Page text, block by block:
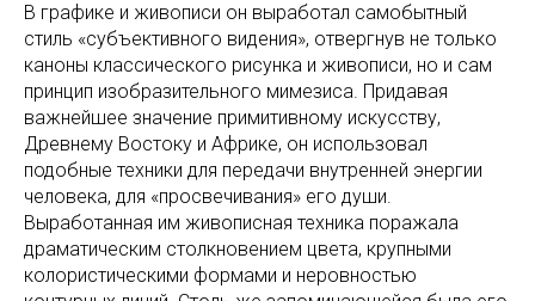
В графике и живописи он выработал самобытный
стиль «субъективного видения», отвергнув не только
каноны классического рисунка и живописи, но и сам
принцип изобразительного мимезиса. Придавая
важнейшее значение примитивному искусству,
Древнему Востоку и Африке, он использовал
подобные техники для передачи внутренней энергии
человека, для «просвечивания» его души.
Выработанная им живописная техника поражала
драматическим столкновением цвета, крупными
колористическими формами и неровностью